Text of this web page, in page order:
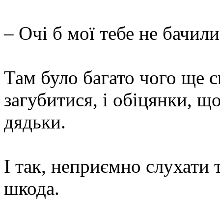
– Очі б мої тебе не
Там було багато чого ще
загубитися, і обіцянки,
дядьки.
І так, неприємно слухати
шкода.